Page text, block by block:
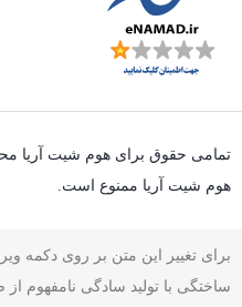
تمامی حقوق برای هوم شیت آریا
هوم شیت آریا ممنوع است.
برای تغییر این متن بر روی دکمه
ساختگی با تولید سادگی نامفهوم